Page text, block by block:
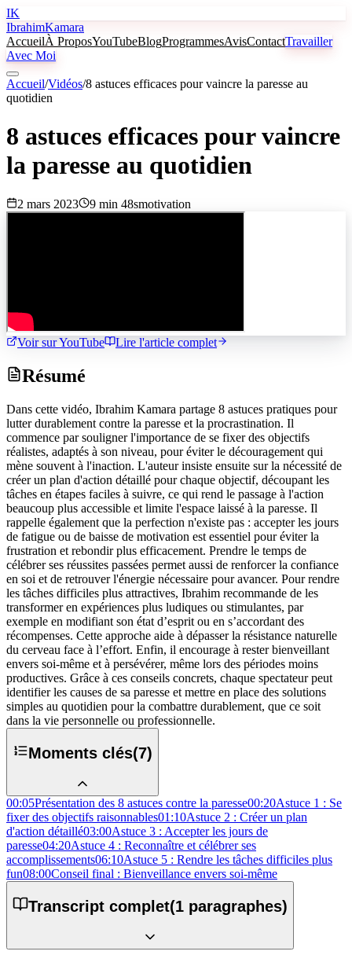
IK
IbrahimKamara
AccueilÀ ProposYouTubeBlogProgrammesAvisContactTravailler
Avec Moi
Accueil/Vidéos/8 astuces efficaces pour vaincre la paresse au
quotidien
8 astuces efficaces pour vaincre
la paresse au quotidien
2 mars 2023 9 min 48smotivation
Voir sur YouTube Lire l'article complet
Résumé
Dans cette vidéo, Ibrahim Kamara partage 8 astuces pratiques pour
lutter durablement contre la paresse et la procrastination. Il
commence par souligner l'importance de se fixer des objectifs
réalistes, adaptés à son niveau, pour éviter le découragement qui
mène souvent à l'inaction. L'auteur insiste ensuite sur la nécessité de
créer un plan d'action détaillé pour chaque objectif, découpant les
tâches en étapes faciles à suivre, ce qui rend le passage à l'action
beaucoup plus accessible et limite l'espace laissé à la paresse. Il
rappelle également que la perfection n'existe pas : accepter les jours
de fatigue ou de baisse de motivation est essentiel pour éviter la
frustration et rebondir plus efficacement. Prendre le temps de
célébrer ses réussites passées permet aussi de renforcer la confiance
en soi et de retrouver l'énergie nécessaire pour avancer. Pour rendre
les tâches difficiles plus attractives, Ibrahim recommande de les
transformer en expériences plus ludiques ou stimulantes, par
exemple en modifiant son état d’esprit ou en s’accordant des
récompenses. Cette approche aide à dépasser la résistance naturelle
du cerveau face à l’effort. Enfin, il encourage à rester bienveillant
envers soi-même et à persévérer, même lors des périodes moins
productives. Grâce à ces conseils concrets, chaque spectateur peut
identifier les causes de sa paresse et mettre en place des solutions
simples au quotidien pour la combattre durablement, que ce soit
dans la vie personnelle ou professionnelle.
Moments clés(7)
00:05Présentation des 8 astuces contre la paresse00:20Astuce 1 : Se
fixer des objectifs raisonnables01:10Astuce 2 : Créer un plan
d'action détaillé03:00Astuce 3 : Accepter les jours de
paresse04:20Astuce 4 : Reconnaître et célébrer ses
accomplissements06:10Astuce 5 : Rendre les tâches difficiles plus
fun08:00Conseil final : Bienveillance envers soi-même
Transcript complet(1 paragraphes)